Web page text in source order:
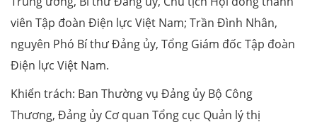
viên Tập đoàn Điện lực Việt Nam; Trần Đình Nhân,
nguyên Phó Bí thư Đảng ủy, Tổng Giám đốc Tập đoàn
Điện lực Việt Nam.
Khiển trách: Ban Thường vụ Đảng ủy Bộ Công
Thương, Đảng ủy Cơ quan Tổng cục Quản lý thị